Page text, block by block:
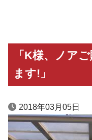
「K様、ノア
ます!」
2018年03月05日